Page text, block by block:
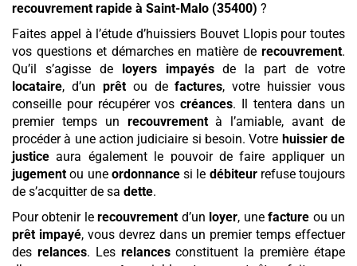
recouvrement rapide à Saint-Malo (35400) ?
Faites appel à l’étude d’huissiers Bouvet Llopis pour toutes
vos questions et démarches en matière de recouvrement.
Qu’il s’agisse de
loyers impayésde la part de votre
locataire, d’un prêtou defactures, votre huissier vous
conseille pour récupérer vos créances. Il tentera dans un
premier temps un recouvrementà l’amiable, avant de
procéder à une action judiciaire si besoin. Votre huissier de
justice aura également le pouvoir de faire appliquer un
jugement ou une ordonnancesi le débiteurrefuse toujours
de s’acquitter de sa dette.
Pour obtenir lerecouvrement d’un loyer, unefacture ou un
prêt impayé, vous devrez dans un premier temps effectuer
des relances. Les relancesconstituent la première étape